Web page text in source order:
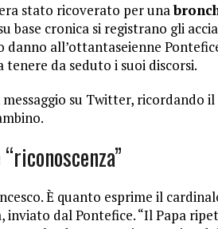
stato ricoverato per una
cronica si registrano gli
danno all’ottantaseienne
da seduto i suoi discorsi.
su Twitter, ricordando il
È quanto esprime il
dal Pontefice. “Il Papa